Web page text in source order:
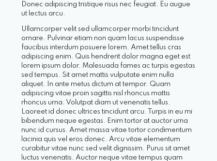
Donec adipiscing tristique risus nec feugiat. Eu augue
ut lectus arcu.
Ullamcorper velit sed ullamcorper morbi tincidunt
ornare. Pulvinar etiam non quam lacus suspendisse
faucibus interdum posuere lorem. Amet tellus cras
adipiscing enim. Quis hendrerit dolor magna eget est
lorem ipsum dolor. Malesuada fames ac turpis egestas
sed tempus. Sit amet mattis vulputate enim nulla
aliquet. In ante metus dictum at tempor. Quam
adipiscing vitae proin sagittis nisl rhoncus mattis
rhoncus urna. Volutpat diam ut venenatis tellus.
Laoreet id donec ultrices tincidunt arcu. Turpis in eu mi
bibendum neque egestas. Enim tortor at auctor urna
nunc id cursus. Amet massa vitae tortor condimentum
lacinia quis vel eros donec. Arcu vitae elementum
curabitur vitae nunc sed velit dignissim. Purus sit amet
luctus venenatis. Auctor neque vitae tempus quam